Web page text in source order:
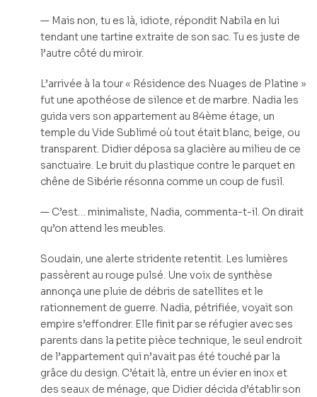
— Mais non, tu es là, idiote, répondit Nabila en lui
tendant une tartine extraite de son sac. Tu es juste de
l’autre côté du miroir.
L’arrivée à la tour « Résidence des Nuages de Platine »
fut une apothéose de silence et de marbre. Nadia les
guida vers son appartement au 84ème étage, un
temple du Vide Sublimé où tout était blanc, beige, ou
transparent. Didier déposa sa glacière au milieu de ce
sanctuaire. Le bruit du plastique contre le parquet en
chêne de Sibérie résonna comme un coup de fusil.
— C’est… minimaliste, Nadia, commenta-t-il. On dirait
qu’on attend les meubles.
Soudain, une alerte stridente retentit. Les lumières
passèrent au rouge pulsé. Une voix de synthèse
annonça une pluie de débris de satellites et le
rationnement de guerre. Nadia, pétrifiée, voyait son
empire s’effondrer. Elle finit par se réfugier avec ses
parents dans la petite pièce technique, le seul endroit
de l’appartement qui n’avait pas été touché par la
grâce du design. C’était là, entre un évier en inox et
des seaux de ménage, que Didier décida d’établir son